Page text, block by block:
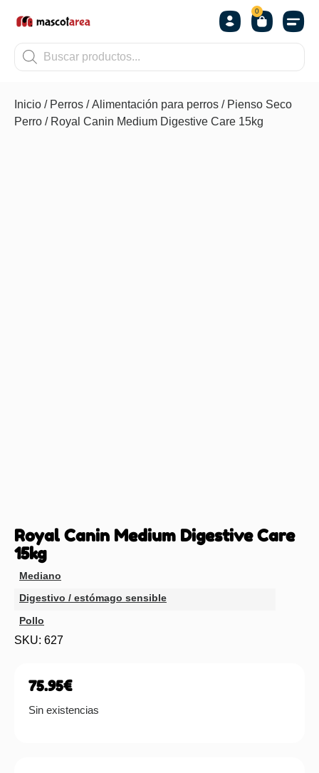
0
Inicio / Perros /Alimentación para perros / Pienso Seco
Perro / Royal Canin Medium Digestive Care 15kg
Royal Canin Medium Digestive Care
15kg
Mediano
Digestivo / estómago sensible
Pollo
SKU: 627
75.95€
Sin existencias